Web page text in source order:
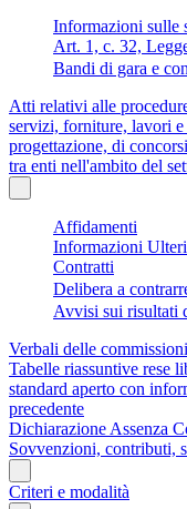
Informazioni sulle
Art. 1, c. 32,
Bandi di gara e
Atti relativi alle
servizi, forniture, lavori
progettazione, di
tra enti nell'ambito del
Affidamenti
Informazioni
Contratti
Delibera a
Avvisi sui risultati
Verbali delle
Tabelle riassuntive rese
standard aperto con
precedente
Dichiarazione Assenza
Sovvenzioni, contributi,
Criteri e modalità